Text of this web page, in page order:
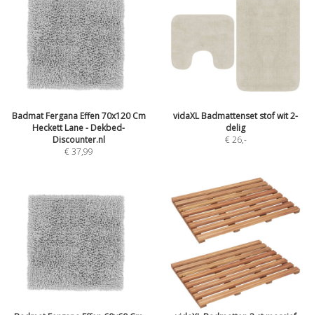
Badmat Fergana Effen 70x120 Cm
Heckett Lane - Dekbed-
Discounter.nl
€ 37,99
vidaXL Badmattenset stof wit 2-
delig
€ 26,-